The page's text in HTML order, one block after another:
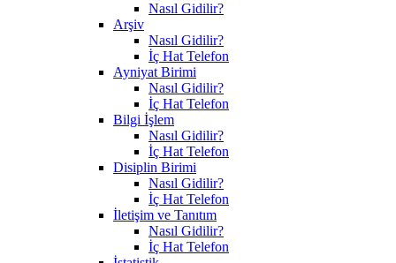
Nasıl Gidilir?
Arşiv
Nasıl Gidilir?
İç Hat Telefon
Ayniyat Birimi
Nasıl Gidilir?
İç Hat Telefon
Bilgi İşlem
Nasıl Gidilir?
İç Hat Telefon
Disiplin Birimi
Nasıl Gidilir?
İç Hat Telefon
İletişim ve Tanıtım
Nasıl Gidilir?
İç Hat Telefon